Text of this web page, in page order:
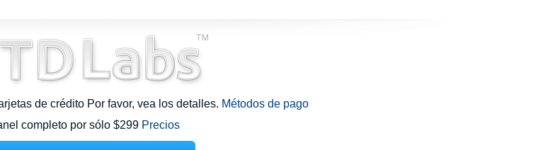
de crédito Por favor, vea los detalles. Métodos de pago
completo por sólo $299 Precios